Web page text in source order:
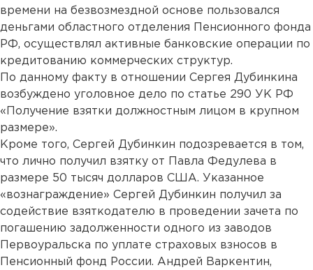
времени на безвозмездной основе пользовался
деньгами областного отделения Пенсионного фонда
РФ, осуществлял активные банковские операции по
кредитованию коммерческих структур.
По данному факту в отношении Сергея Дубинкина
возбуждено уголовное дело по статье 290 УК РФ
«Получение взятки должностным лицом в крупном
размере».
Кроме того, Сергей Дубинкин подозревается в том,
что лично получил взятку от Павла Федулева в
размере 50 тысяч долларов США. Указанное
«вознаграждение» Сергей Дубинкин получил за
содействие взяткодателю в проведении зачета по
погашению задолженности одного из заводов
Первоуральска по уплате страховых взносов в
Пенсионный фонд России. Андрей Варкентин,